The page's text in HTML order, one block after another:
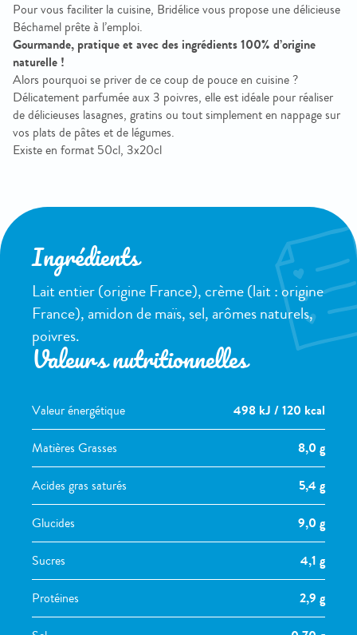
Pour vous faciliter la cuisine, Bridélice vous propose une délicieuse
Béchamel prête à l’emploi.
Gourmande, pratique et avec des ingrédients 100% d’origine
naturelle !
Alors pourquoi se priver de ce coup de pouce en cuisine ?
Délicatement parfumée aux 3 poivres, elle est idéale pour réaliser
de délicieuses lasagnes, gratins ou tout simplement en nappage sur
vos plats de pâtes et de légumes.
Existe en format 50cl, 3x20cl
Ingrédients
Lait entier (origine France), crème (lait : origine
France), amidon de maïs, sel, arômes naturels,
poivres.
Valeurs nutritionnelles
Valeur énergétique 498 kJ / 120 kcal
Matières Grasses 8,0 g
Acides gras saturés 5,4 g
Glucides 9,0 g
Sucres 4,1 g
Protéines 2,9 g